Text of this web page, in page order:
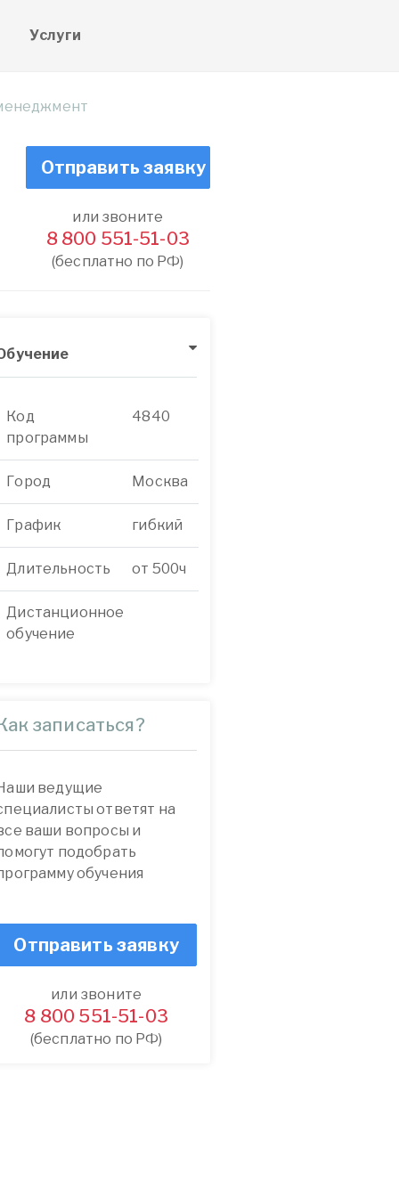
Услуги
Отправить заявку
или звоните
8 800 551-51-03
(бесплатно по РФ)
Код
программы
4840
Город Москва
График гибкий
Длительность от 500ч
Дистанционное
обучение
записаться?
ведущие
ответят на
ваши вопросы и
подобрать
обучения
Отправить заявку
или звоните
8 800 551-51-03
(бесплатно по РФ)